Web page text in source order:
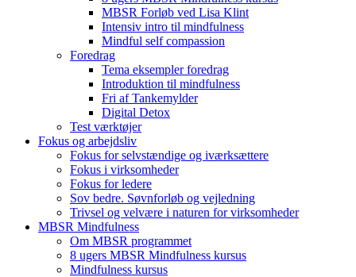
MBSR Forløb ved Lisa Klint
Intensiv intro til mindfulness
Mindful self compassion
Foredrag
Tema eksempler foredrag
Introduktion til mindfulness
Fri af Tankemylder
Digital Detox
Test værktøjer
Fokus og arbejdsliv
Fokus for selvstændige og iværksættere
Fokus i virksomheder
Fokus for ledere
Sov bedre. Søvnforløb og vejledning
Trivsel og velvære i naturen for virksomheder
MBSR Mindfulness
Om MBSR programmet
8 ugers MBSR Mindfulness kursus
Mindfulness kursus